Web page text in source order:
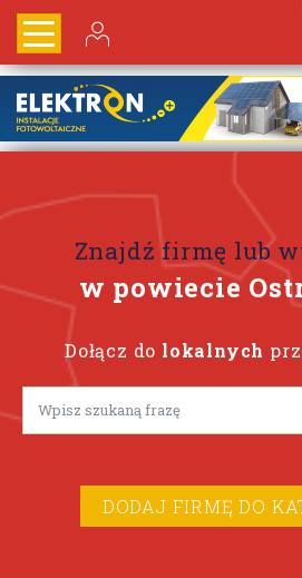
Znajdź firmę lub
w powiecie
Dołącz do lokalnych
Lorem ipsum
DODAJ FIRMĘ DO